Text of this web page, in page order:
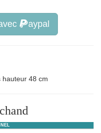
aypal
hauteur 48 cm